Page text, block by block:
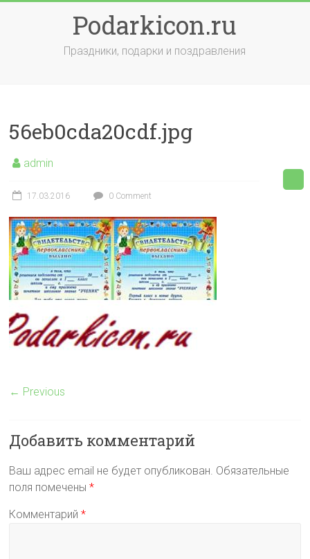
Podarkicon.ru
Праздники, подарки и поздравления
56eb0cda20cdf.jpg
admin
17.03.2016 0 Comment
← Previous
Добавить комментарий
Ваш адрес email не будет опубликован. Обязательные
поля помечены*
Комментарий*